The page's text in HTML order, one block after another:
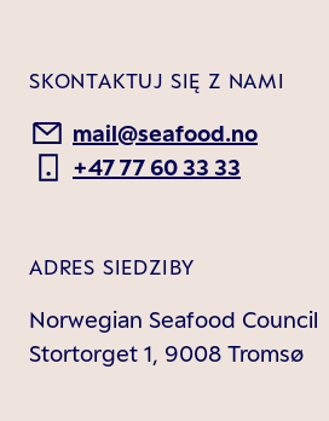
SKONTAKTUJ SIĘ Z NAMI
mail@seafood.no
+47 77 60 33 33
ADRES SIEDZIBY
Norwegian Seafood Council
Stortorget 1, 9008 Tromsø